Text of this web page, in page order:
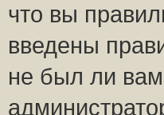
что вы
введены
не был ли